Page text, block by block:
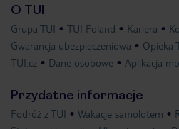
O TUI
Grupa TUI TUI Poland Kariera
Gwarancja ubezpieczeniowa
Opieka
TUI.cz
Dane osobowe Aplikacja
Przydatne informacje
Podróż z TUI Wakacje samolotem